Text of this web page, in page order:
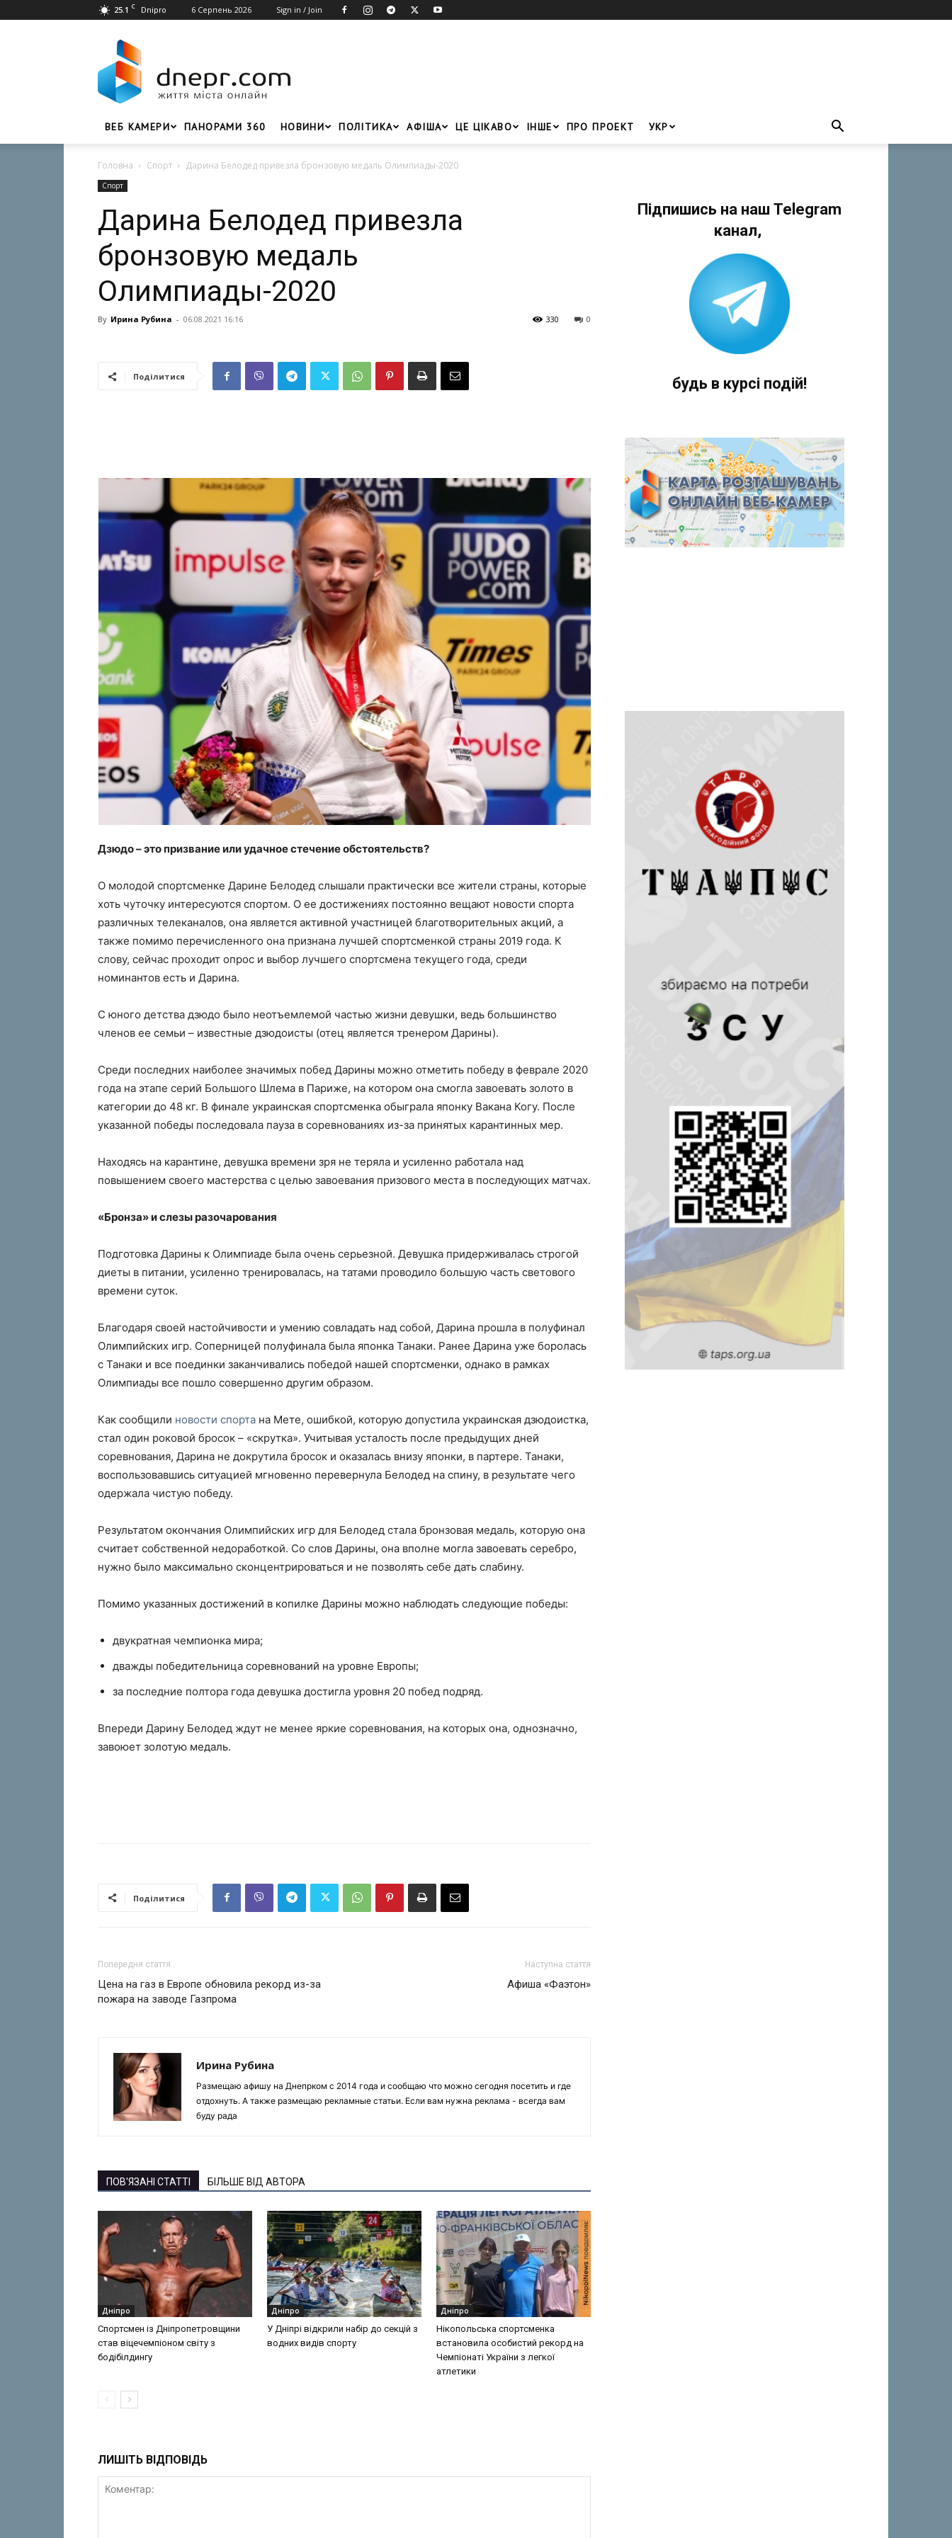
25.1 C Dnipro 6 Серпень 2026 Sign in / Join
Головний
портал
Дніпра
ВЕБ КАМЕРИ ПАНОРАМИ 360 НОВИНИ ПОЛІТИКА АФІША ЦЕ ЦІКАВО ІНШЕ ПРО ПРОЕКТ УКР
Головна Спорт Дарина Белодед привезла бронзовую медаль Олимпиады-2020
Спорт
Дарина Белодед привезла
бронзовую медаль
Олимпиады-2020
By Ирина Рубина - 06.08.2021 16:16 0
330
Поділитися
Дзюдо – это призвание или удачное стечение обстоятельств?
О молодой спортсменке Дарине Белодед слышали практически все жители страны, которые
хоть чуточку интересуются спортом. О ее достижениях постоянно вещают новости спорта
различных телеканалов, она является активной участницей благотворительных акций, а
также помимо перечисленного она признана лучшей спортсменкой страны 2019 года. К
слову, сейчас проходит опрос и выбор лучшего спортсмена текущего года, среди
номинантов есть и Дарина.
С юного детства дзюдо было неотъемлемой частью жизни девушки, ведь большинство
членов ее семьи – известные дзюдоисты (отец является тренером Дарины).
Среди последних наиболее значимых побед Дарины можно отметить победу в феврале 2020
года на этапе серий Большого Шлема в Париже, на котором она смогла завоевать золото в
категории до 48 кг. В финале украинская спортсменка обыграла японку Вакана Когу. После
указанной победы последовала пауза в соревнованиях из-за принятых карантинных мер.
Находясь на карантине, девушка времени зря не теряла и усиленно работала над
повышением своего мастерства с целью завоевания призового места в последующих матчах.
«Бронза» и слезы разочарования
Подготовка Дарины к Олимпиаде была очень серьезной. Девушка придерживалась строгой
диеты в питании, усиленно тренировалась, на татами проводило большую часть светового
времени суток.
Благодаря своей настойчивости и умению совладать над собой, Дарина прошла в полуфинал
Олимпийских игр. Соперницей полуфинала была японка Танаки. Ранее Дарина уже боролась
с Танаки и все поединки заканчивались победой нашей спортсменки, однако в рамках
Олимпиады все пошло совершенно другим образом.
Как сообщили новости спорта на Мете, ошибкой, которую допустила украинская дзюдоистка,
стал один роковой бросок – «скрутка». Учитывая усталость после предыдущих дней
соревнования, Дарина не докрутила бросок и оказалась внизу японки, в партере. Танаки,
воспользовавшись ситуацией мгновенно перевернула Белодед на спину, в результате чего
одержала чистую победу.
Результатом окончания Олимпийских игр для Белодед стала бронзовая медаль, которую она
считает собственной недоработкой. Со слов Дарины, она вполне могла завоевать серебро,
нужно было максимально сконцентрироваться и не позволять себе дать слабину.
Помимо указанных достижений в копилке Дарины можно наблюдать следующие победы:
двукратная чемпионка мира;
дважды победительница соревнований на уровне Европы;
за последние полтора года девушка достигла уровня 20 побед подряд.
Впереди Дарину Белодед ждут не менее яркие соревнования, на которых она, однозначно,
завоюет золотую медаль.
Поділитися
Попередня стаття
Цена на газ в Европе обновила рекорд из-за
пожара на заводе Газпрома
Наступна стаття
Афиша «Фаэтон»
Ирина Рубина
Размещаю афишу на Днепрком с 2014 года и сообщаю что можно сегодня посетить и где
отдохнуть. А также размещаю рекламные статьи. Если вам нужна реклама - всегда вам
буду рада
ПОВ'ЯЗАНІ СТАТТІ БІЛЬШЕ ВІД АВТОРА
Дніпро
Спортсмен із Дніпропетровщини
став віцечемпіоном світу з
бодібілдингу
Дніпро
У Дніпрі відкрили набір до секцій з
водних видів спорту
Дніпро
Нікопольська спортсменка
встановила особистий рекорд на
Чемпіонаті України з легкої
атлетики
ЛИШІТЬ ВІДПОВІДЬ
Підпишись на наш Telegram
канал,
будь в курсі подій!